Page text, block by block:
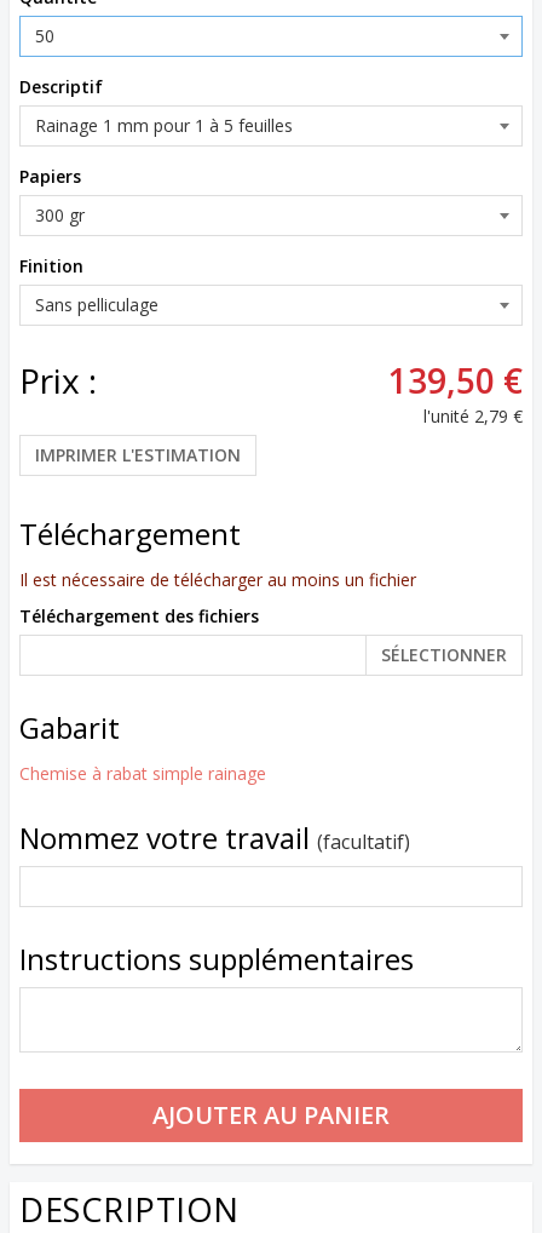
Descriptif
Papiers
Finition
Prix : 139,50 €
l'unité 2,79 €
IMPRIMER L'ESTIMATION
Téléchargement
Il est nécessaire de télécharger au moins un fichier
Téléchargement des fichiers
SÉLECTIONNER
Gabarit
Chemise à rabat simple rainage
Nommez votre travail (facultatif)
Instructions supplémentaires
DESCRIPTION